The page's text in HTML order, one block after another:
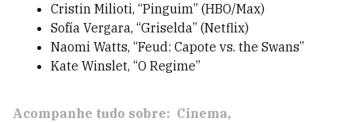
Cristin Milioti, “Pinguim” (HBO/Max)
Sofía Vergara, “Griselda” (Netflix)
Naomi Watts, “Feud: Capote vs. the Swans”
Kate Winslet, “O Regime”
Acompanhe tudo sobre: Cinema